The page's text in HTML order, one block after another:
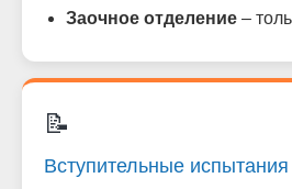
Заочное отделение –
📝
Вступительные испытания